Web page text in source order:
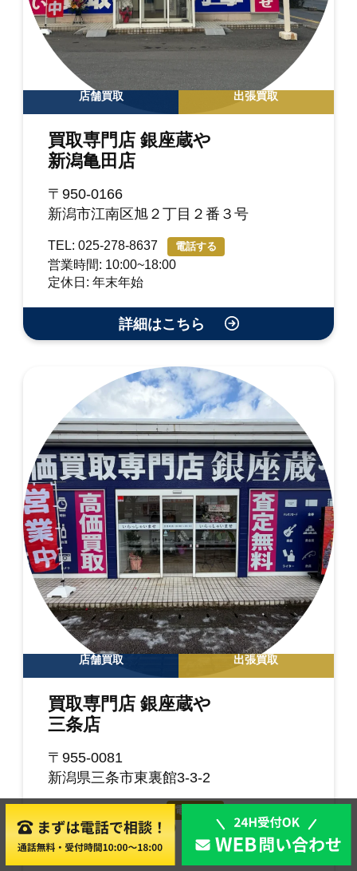
店舗買取 出張買取
買取専門店 銀座蔵や
新潟亀田店
〒950-0166
新潟市江南区旭２丁目２番３号
TEL: 025-278-8637 電話する
営業時間: 10:00~18:00
定休日: 年末年始
詳細はこちら
店舗買取 出張買取
買取専門店 銀座蔵や
三条店
〒955-0081
新潟県三条市東裏館3-3-2
電話する
営業時間: 10:00~18:00
定休日: 月曜日